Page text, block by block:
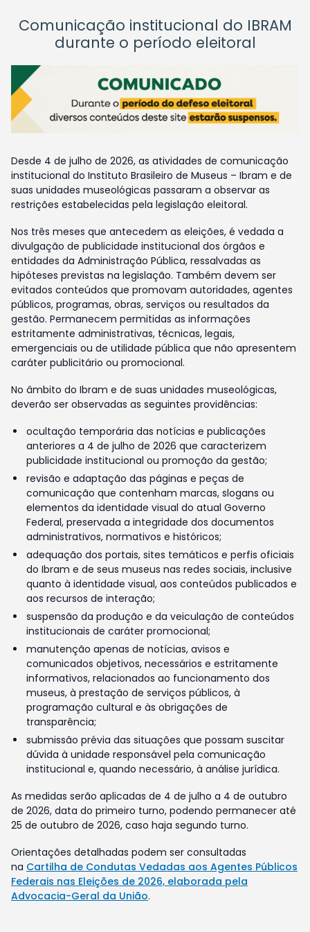
Comunicação institucional do IBRAM
durante o período eleitoral
Desde 4 de julho de 2026, as atividades de comunicação
institucional do Instituto Brasileiro de Museus – Ibram e de
suas unidades museológicas passaram a observar as
restrições estabelecidas pela legislação eleitoral.
Nos três meses que antecedem as eleições, é vedada a
divulgação de publicidade institucional dos órgãos e
entidades da Administração Pública, ressalvadas as
hipóteses previstas na legislação. Também devem ser
evitados conteúdos que promovam autoridades, agentes
públicos, programas, obras, serviços ou resultados da
gestão. Permanecem permitidas as informações
estritamente administrativas, técnicas, legais,
emergenciais ou de utilidade pública que não apresentem
caráter publicitário ou promocional.
No âmbito do Ibram e de suas unidades museológicas,
deverão ser observadas as seguintes providências:
ocultação temporária das notícias e publicações
anteriores a 4 de julho de 2026 que caracterizem
publicidade institucional ou promoção da gestão;
revisão e adaptação das páginas e peças de
comunicação que contenham marcas, slogans ou
elementos da identidade visual do atual Governo
Federal, preservada a integridade dos documentos
administrativos, normativos e históricos;
adequação dos portais, sites temáticos e perfis oficiais
do Ibram e de seus museus nas redes sociais, inclusive
quanto à identidade visual, aos conteúdos publicados e
aos recursos de interação;
suspensão da produção e da veiculação de conteúdos
institucionais de caráter promocional;
manutenção apenas de notícias, avisos e
comunicados objetivos, necessários e estritamente
informativos, relacionados ao funcionamento dos
museus, à prestação de serviços públicos, à
programação cultural e às obrigações de
transparência;
submissão prévia das situações que possam suscitar
dúvida à unidade responsável pela comunicação
institucional e, quando necessário, à análise jurídica.
As medidas serão aplicadas de 4 de julho a 4 de outubro
de 2026, data do primeiro turno, podendo permanecer até
25 de outubro de 2026, caso haja segundo turno.
Orientações detalhadas podem ser consultadas
na Cartilha de Condutas Vedadas aos Agentes Públicos
Federais nas Eleições de 2026, elaborada pela
Advocacia-Geral da União.